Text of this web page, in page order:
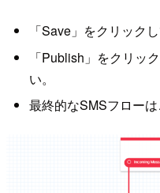
「Save」をクリック
「Publish」をクリッ
い。
最終的なSMSフローは